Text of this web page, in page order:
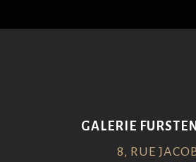
GALERIE
8, RUE